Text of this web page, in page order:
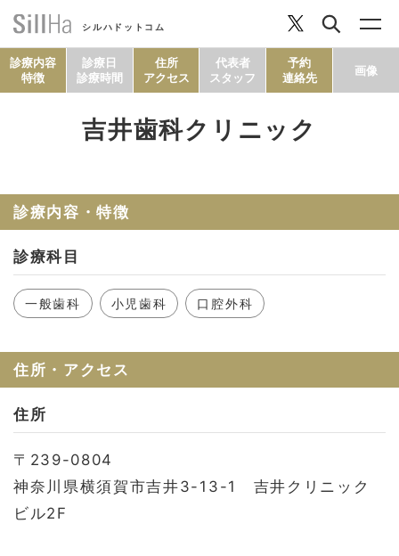
シルハドットコム
セルフチェック
診療内容
特徴
診療日
診療時間
住所
アクセス
代表者
スタッフ
予約
連絡先
画像
吉井歯科クリニック
診療内容・特徴
診療科目
一般歯科 小児歯科 口腔外科
住所・アクセス
住所
〒239-0804
神奈川県横須賀市吉井3-13-1 吉井クリニック
ビル2F